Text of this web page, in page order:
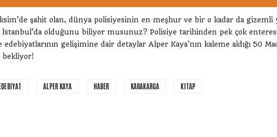
şahit olan, dünya polisiyesinin en meşhur ve bir o kadar da gizemli
İstanbul’da olduğunu biliyor musunuz? Polisiye tarihinden pek çok
gelişimine dair detaylar Alper Kaya'nın kaleme aldığı 50
bekliyor!
ALPER KAYA HABER KARAKARGA KITAP